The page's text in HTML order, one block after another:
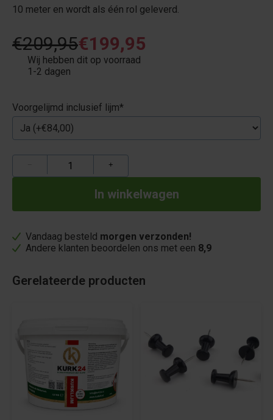
10 meter en wordt als één rol geleverd.
€209,95€199,95
Wij hebben dit op voorraad
1-2 dagen
Voorgelijmd inclusief lijm*
+
Vandaag besteld morgen verzonden!
Andere klanten beoordelen ons met een 8,9
Gerelateerde producten